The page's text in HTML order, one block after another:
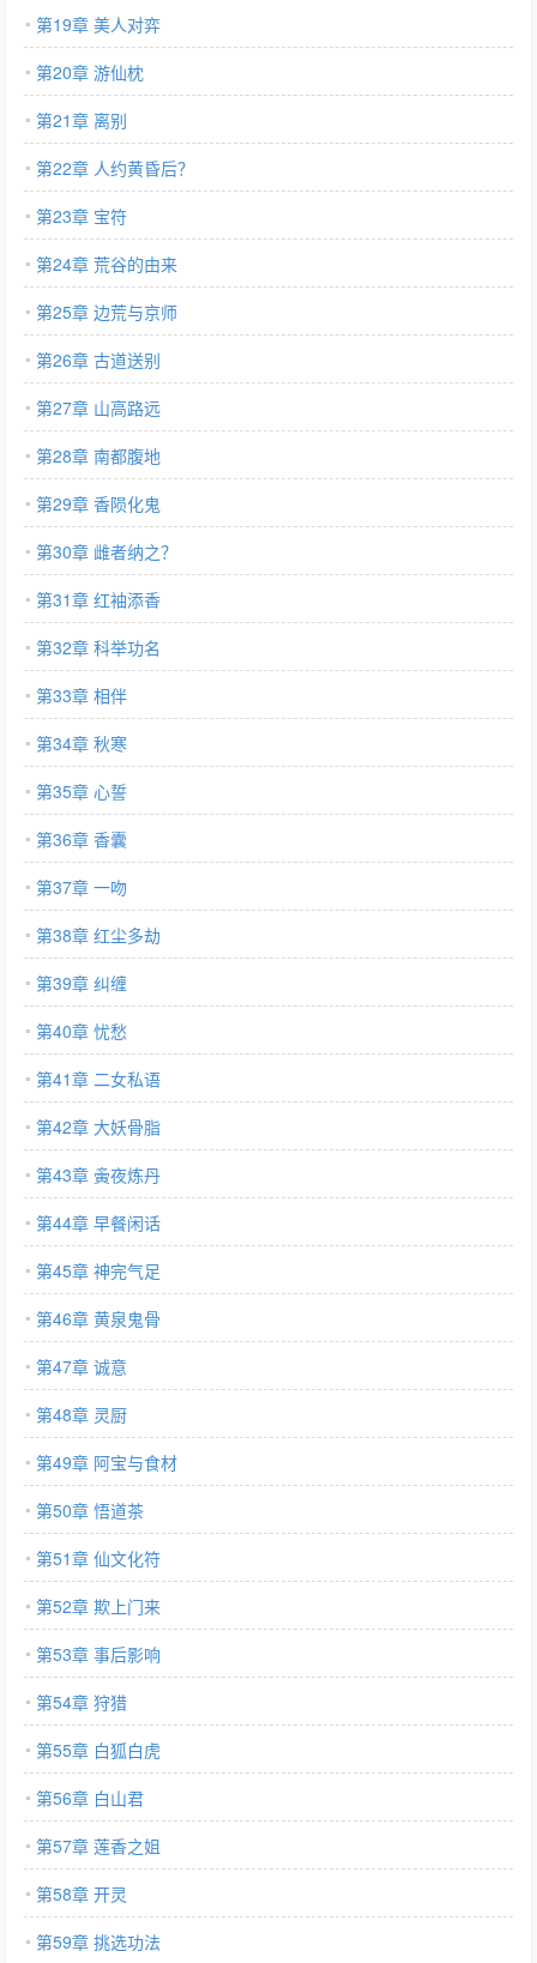
第19章 美人对弈
第20章 游仙枕
第21章 离别
第22章 人约黄昏后？
第23章 宝符
第24章 荒谷的由来
第25章 边荒与京师
第26章 古道送别
第27章 山高路远
第28章 南都腹地
第29章 香陨化鬼
第30章 雌者纳之？
第31章 红袖添香
第32章 科举功名
第33章 相伴
第34章 秋寒
第35章 心誓
第36章 香囊
第37章 一吻
第38章 红尘多劫
第39章 纠缠
第40章 忧愁
第41章 二女私语
第42章 大妖骨脂
第43章 夤夜炼丹
第44章 早餐闲话
第45章 神完气足
第46章 黄泉鬼骨
第47章 诚意
第48章 灵厨
第49章 阿宝与食材
第50章 悟道茶
第51章 仙文化符
第52章 欺上门来
第53章 事后影响
第54章 狩猎
第55章 白狐白虎
第56章 白山君
第57章 莲香之姐
第58章 开灵
第59章 挑选功法